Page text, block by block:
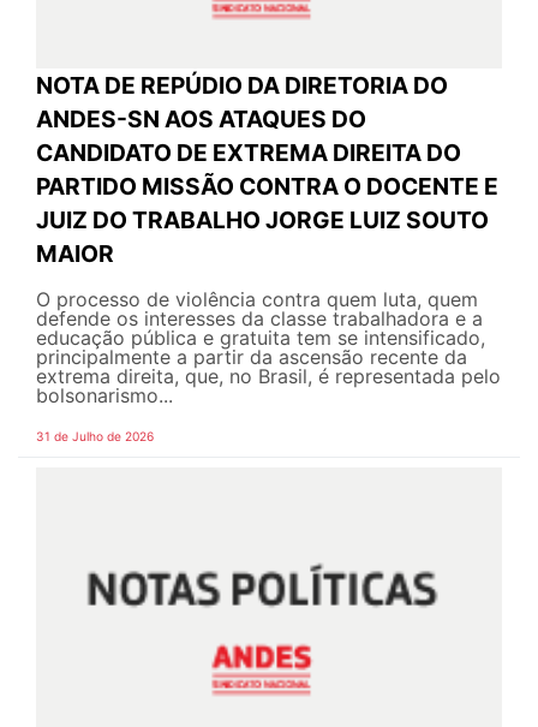
NOTA DE REPÚDIO DA DIRETORIA DO
ANDES-SN AOS ATAQUES DO
CANDIDATO DE EXTREMA DIREITA DO
PARTIDO MISSÃO CONTRA O DOCENTE E
JUIZ DO TRABALHO JORGE LUIZ SOUTO
MAIOR
O processo de violência contra quem luta, quem
defende os interesses da classe trabalhadora e a
educação pública e gratuita tem se intensificado,
principalmente a partir da ascensão recente da
extrema direita, que, no Brasil, é representada pelo
bolsonarismo...
31 de Julho de 2026